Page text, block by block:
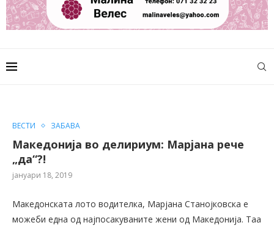
ВЕСТИ ЗАБАВА
Македонија во делириум: Марјана рече
„да“?!
јануари 18, 2019
Македонската лото водителка, Марјана Станојковска е
можеби една од најпосакуваните жени од Македонија. Таа